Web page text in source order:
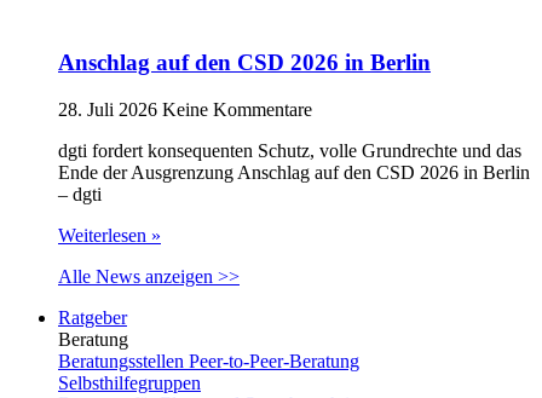
Anschlag auf den CSD 2026 in Berlin
28. Juli 2026 Keine Kommentare
dgti fordert konsequenten Schutz, volle Grundrechte und das
Ende der Ausgrenzung Anschlag auf den CSD 2026 in Berlin
– dgti
Weiterlesen »
Alle News anzeigen >>
Ratgeber
Beratung
Beratungsstellen Peer-to-Peer-Beratung
Selbsthilfegruppen